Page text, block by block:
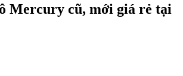
Mercury cũ, mới giá rẻ tại